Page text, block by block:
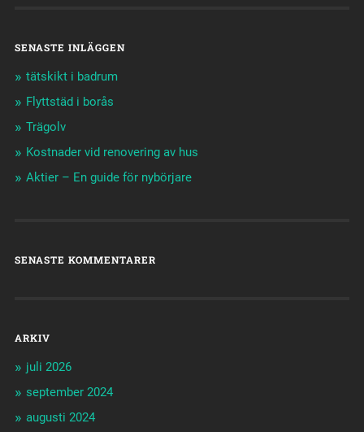
SENASTE INLÄGGEN
tätskikt i badrum
Flyttstäd i borås
Trägolv
Kostnader vid renovering av hus
Aktier – En guide för nybörjare
SENASTE KOMMENTARER
ARKIV
juli 2026
september 2024
augusti 2024